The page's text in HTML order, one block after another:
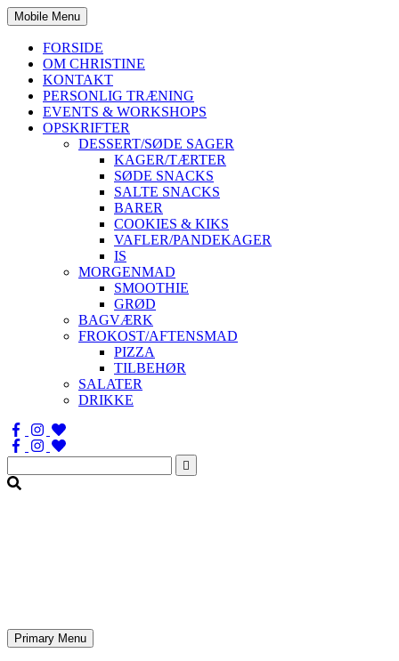
Mobile Menu
FORSIDE
OM CHRISTINE
KONTAKT
PERSONLIG TRÆNING
EVENTS & WORKSHOPS
OPSKRIFTER
DESSERT/SØDE SAGER
KAGER/TÆRTER
SØDE SNACKS
SALTE SNACKS
BARER
COOKIES & KIKS
VAFLER/PANDEKAGER
IS
MORGENMAD
SMOOTHIE
GRØD
BAGVÆRK
FROKOST/AFTENSMAD
PIZZA
TILBEHØR
SALATER
DRIKKE
Søg
efter:
Primary Menu